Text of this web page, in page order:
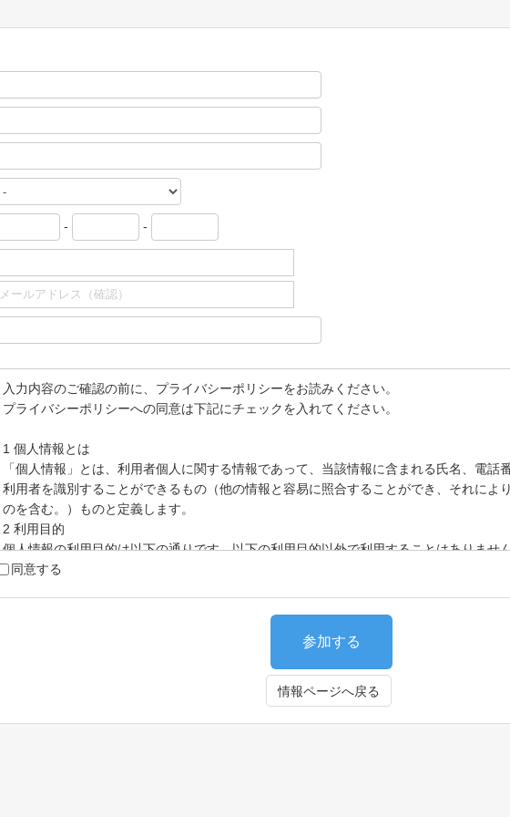
- -
入力内容のご確認の前に、プライバシーポリシーをお読みください。
プライバシーポリシーへの同意は下記にチェックを入れてください。
1 個人情報とは
「個人情報」とは、利用者個人に関する情報であって、当該情報に含まれる氏名、電
利用者を識別することができるもの（他の情報と容易に照合することができ、それによ
のを含む。）ものと定義します。
2 利用目的
個人情報の利用目的は以下の通りです。以下の利用目的以外で利用することはありませ
利用者の個人認証および利用者向け本センター業務の提供
個人情報を取り扱うにあたって、その利用の目的を出来る限り特定します。
あらかじめご本人の同意を得ず、利用目的の達成に必要な範囲を超えて個人情報を取扱
を取得した場合にも、あらかじめご本人の同意を得ないで、利用目的の範囲を超えて取
同意する
参加する